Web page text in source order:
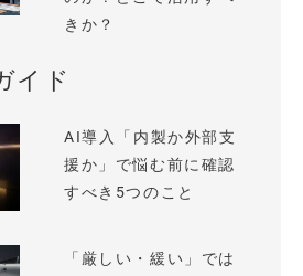
きか？
イド
AI導入「内製か外部支
援か」で悩む前に確認
すべき5つのこと
「厳しい・緩い」では